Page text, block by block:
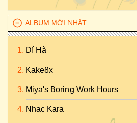
ALBUM MỚI NHẤT
Dí Hà
Kake8x
Miya's Boring Work Hours
Nhac Kara